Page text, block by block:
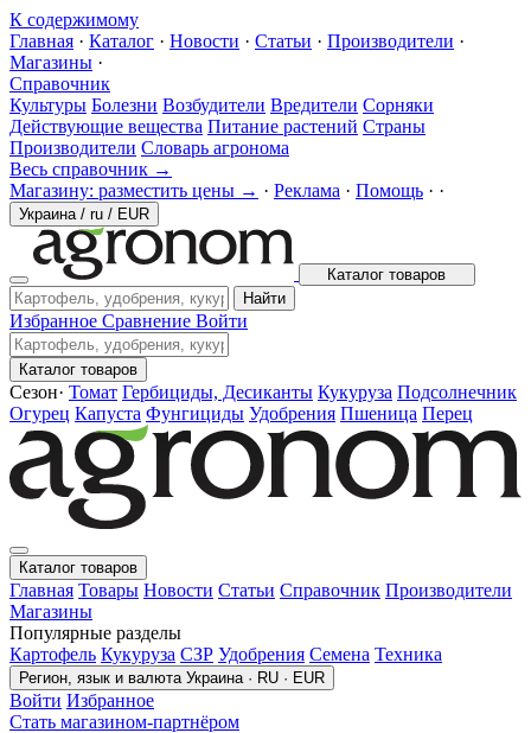
К содержимому
Главная · Каталог · Новости · Статьи · Производители ·
Магазины ·
Справочник
Культуры Болезни Возбудители Вредители Сорняки
Действующие вещества Питание растений Страны
Производители Словарь агронома
Весь справочник →
Магазину: разместить цены → · Реклама · Помощь · ·
Украина / ru / EUR
Каталог товаров
Найти
Избранное Сравнение Войти
Каталог товаров
Сезон· Томат Гербициды, Десиканты Кукуруза Подсолнечник
Огурец Капуста Фунгициды Удобрения Пшеница Перец
Каталог товаров
Главная Товары Новости Статьи Справочник Производители
Магазины
Популярные разделы
Картофель Кукуруза СЗР Удобрения Семена Техника
Регион, язык и валюта Украина · RU · EUR
Войти Избранное
Стать магазином-партнёром